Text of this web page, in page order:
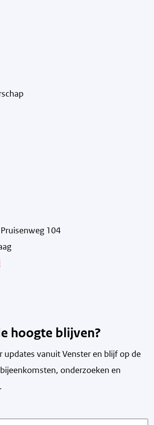
104
hoogte blijven?
updates vanuit Venster en blijf op de
onderzoeken en